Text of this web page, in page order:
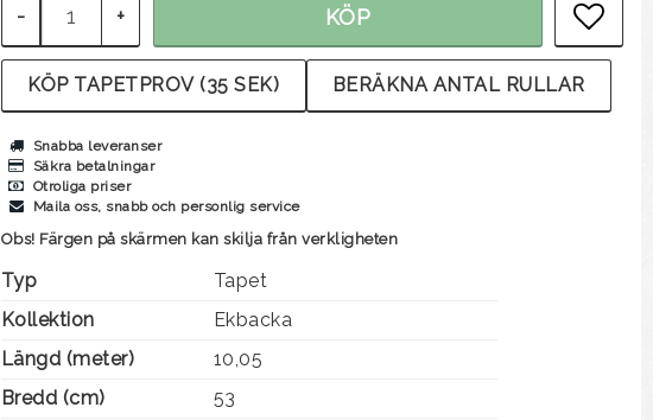
- + KÖP
BERÄKNA ANTAL RULLAR
KÖP TAPETPROV (35 SEK)
Snabba leveranser
Säkra betalningar
Otroliga priser
Maila oss, snabb och personlig service
Obs! Färgen på skärmen kan skilja från verkligheten
Typ
Tapet
Kollektion
Ekbacka
Längd (meter)
10,05
Bredd (cm)
53